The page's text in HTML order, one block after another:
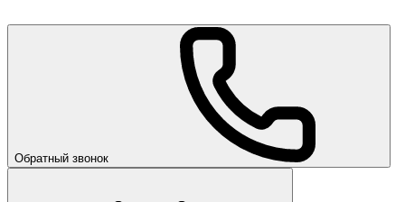
Обратный звонок